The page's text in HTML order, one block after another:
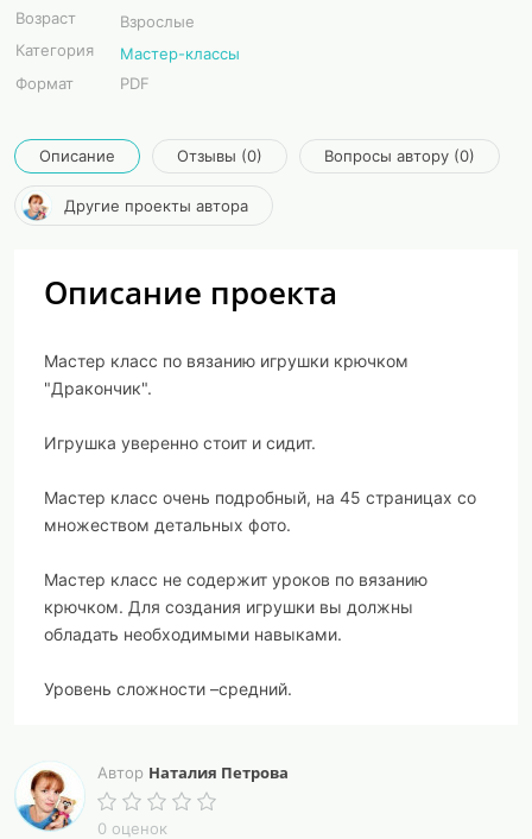
Возраст
Взрослые
Категория
Мастер-классы
Формат
PDF
Описание Отзывы (0) Вопросы автору (0)
Другие проекты автора
Описание проекта
Мастер класс по вязанию игрушки крючком
"Дракончик".
Игрушка уверенно стоит и сидит.
Мастер класс очень подробный, на 45 страницах со
множеством детальных фото.
Мастер класс не содержит уроков по вязанию
крючком. Для создания игрушки вы должны
обладать необходимыми навыками.
Уровень сложности –средний.
размера крючка и плотности вязания.
Вы можете вязать крючком как из плюшевой, так и
Автор Наталия Петрова
0 оценок